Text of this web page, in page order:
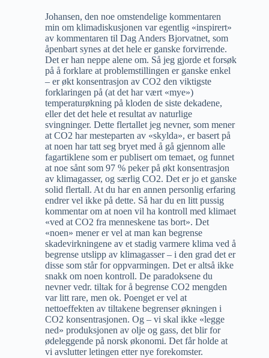
Johansen, den noe omstendelige kommentaren
min om klimadiskusjonen var egentlig «inspirert»
av kommentaren til Dag Anders Bjorvatnet, som
åpenbart synes at det hele er ganske forvirrende.
Det er han neppe alene om. Så jeg gjorde et forsøk
på å forklare at problemstillingen er ganske enkel
– er økt konsentrasjon av CO2 den viktigste
forklaringen på (at det har vært «mye»)
temperaturøkning på kloden de siste dekadene,
eller det det hele et resultat av naturlige
svingninger. Dette flertallet jeg nevner, som mener
at CO2 har mesteparten av «skylda», er basert på
at noen har tatt seg bryet med å gå gjennom alle
fagartiklene som er publisert om temaet, og funnet
at noe sånt som 97 % peker på økt konsentrasjon
av klimagasser, og særlig CO2. Det er jo et ganske
solid flertall. At du har en annen personlig erfaring
endrer vel ikke på dette. Så har du en litt pussig
kommentar om at noen vil ha kontroll med klimaet
«ved at CO2 fra menneskene tas bort». Det
«noen» mener er vel at man kan begrense
skadevirkningene av et stadig varmere klima ved å
begrense utslipp av klimagasser – i den grad det er
disse som står for oppvarmingen. Det er altså ikke
snakk om noen kontroll. De paradoksene du
nevner vedr. tiltak for å begrense CO2 mengden
var litt rare, men ok. Poenget er vel at
nettoeffekten av tiltakene begrenser økningen i
CO2 konsentrasjonen. Og – vi skal ikke «legge
ned» produksjonen av olje og gass, det blir for
ødeleggende på norsk økonomi. Det får holde at
vi avslutter letingen etter nye forekomster.